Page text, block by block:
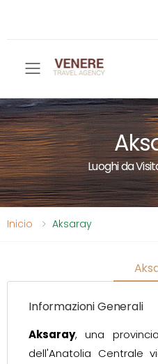
Toggle
Luoghi da
Inicio Aksaray
Informazioni Generali
Aksaray, una
dell'Anatolia Centrale